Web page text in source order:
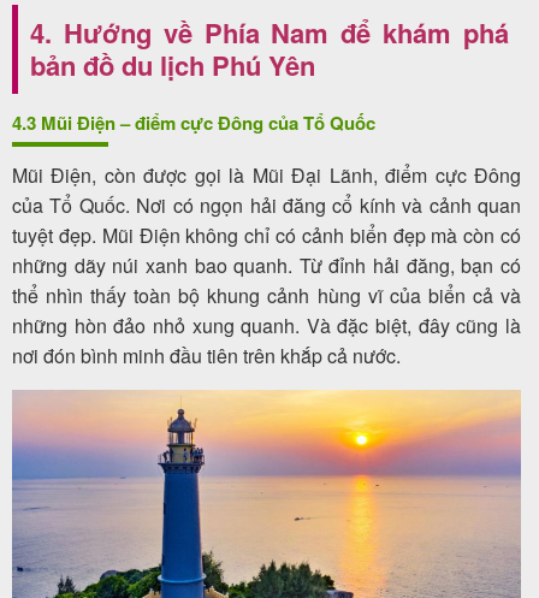
4. Hướng về Phía Nam để khám phá
bản đồ du lịch Phú Yên
4.3 Mũi Điện – điểm cực Đông của Tổ Quốc
Mũi Điện, còn được gọi là Mũi Đại Lãnh, điểm cực Đông
của Tổ Quốc. Nơi có ngọn hải đăng cổ kính và cảnh quan
tuyệt đẹp. Mũi Điện không chỉ có cảnh biển đẹp mà còn có
những dãy núi xanh bao quanh. Từ đỉnh hải đăng, bạn có
thể nhìn thấy toàn bộ khung cảnh hùng vĩ của biển cả và
những hòn đảo nhỏ xung quanh. Và đặc biệt, đây cũng là
nơi đón bình minh đầu tiên trên khắp cả nước.